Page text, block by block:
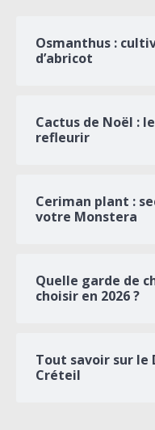
Osmanthus :
d’abricot
Cactus de Noël :
refleurir
Ceriman plant :
votre Monstera
Quelle garde de
choisir en 2026 ?
Tout savoir sur le
Créteil